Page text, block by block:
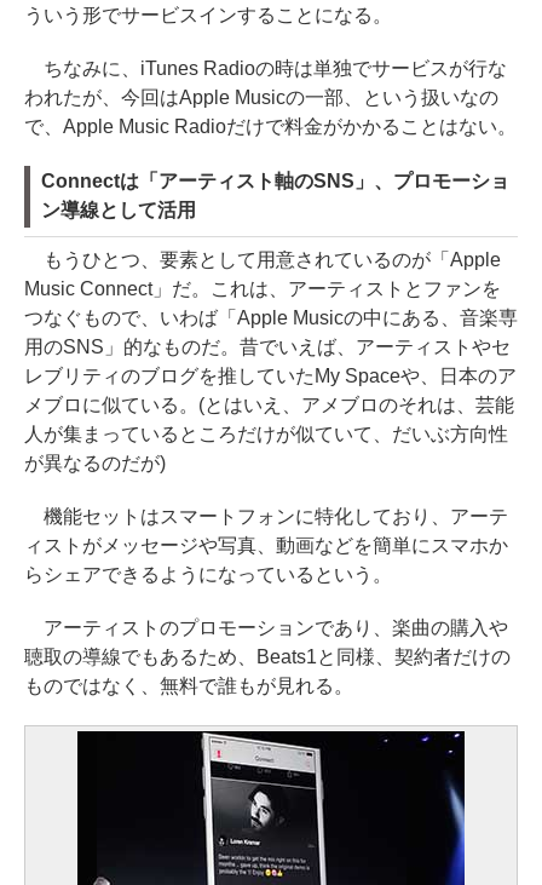
ういう形でサービスインすることになる。
ちなみに、iTunes Radioの時は単独でサービスが行な
われたが、今回はApple Musicの一部、という扱いなの
で、Apple Music Radioだけで料金がかかることはない。
Connectは「アーティスト軸のSNS」、プロモーショ
ン導線として活用
もうひとつ、要素として用意されているのが「Apple
Music Connect」だ。これは、アーティストとファンを
つなぐもので、いわば「Apple Musicの中にある、音楽専
用のSNS」的なものだ。昔でいえば、アーティストやセ
レブリティのブログを推していたMy Spaceや、日本のア
メブロに似ている。(とはいえ、アメブロのそれは、芸能
人が集まっているところだけが似ていて、だいぶ方向性
が異なるのだが)
機能セットはスマートフォンに特化しており、アーテ
ィストがメッセージや写真、動画などを簡単にスマホか
らシェアできるようになっているという。
アーティストのプロモーションであり、楽曲の購入や
聴取の導線でもあるため、Beats1と同様、契約者だけの
ものではなく、無料で誰もが見れる。